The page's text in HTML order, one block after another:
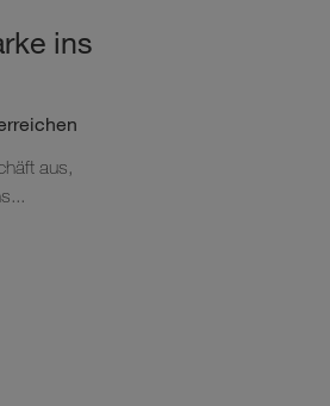
ins
aus,